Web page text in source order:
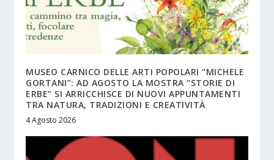
MUSEO CARNICO DELLE ARTI POPOLARI “MICHELE
GORTANI”: AD AGOSTO LA MOSTRA “STORIE DI
ERBE” SI ARRICCHISCE DI NUOVI APPUNTAMENTI
TRA NATURA, TRADIZIONI E CREATIVITÀ
4 Agosto 2026